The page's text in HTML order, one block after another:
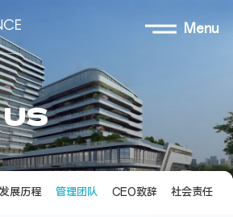
Menu
US
发展历程 管理团队 CEO致辞 社会责任